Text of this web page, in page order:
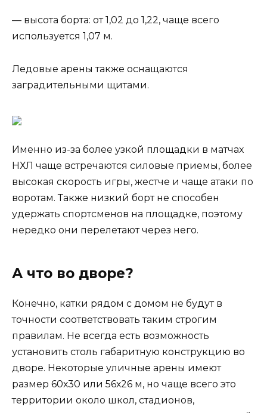
— высота борта: от 1,02 до 1,22, чаще всего
используется 1,07 м.
Ледовые арены также оснащаются
заградительными щитами.
Именно из-за более узкой площадки в матчах
НХЛ чаще встречаются силовые приемы, более
высокая скорость игры, жестче и чаще атаки по
воротам. Также низкий борт не способен
удержать спортсменов на площадке, поэтому
нередко они перелетают через него.
А что во дворе?
Конечно, катки рядом с домом не будут в
точности соответствовать таким строгим
правилам. Не всегда есть возможность
установить столь габаритную конструкцию во
дворе. Некоторые уличные арены имеют
размер 60х30 или 56х26 м, но чаще всего это
территории около школ, стадионов,